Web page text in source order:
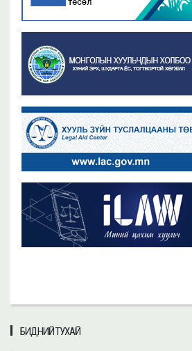
БИДНИЙ ТУХАЙ